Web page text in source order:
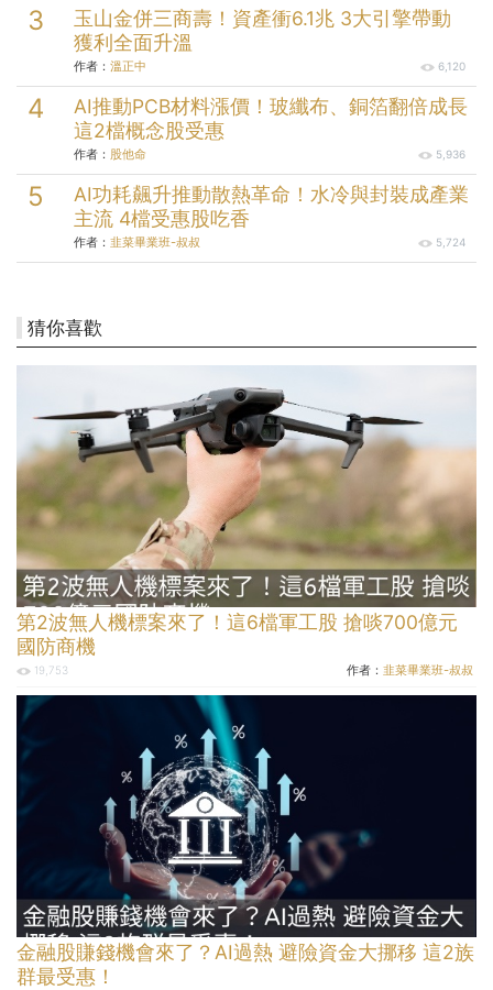
玉山金併三商壽！資產衝6.1兆 3大引擎帶動
獲利全面升溫
作者： 溫正中 6,120
AI推動PCB材料漲價！玻纖布、銅箔翻倍成長
這2檔概念股受惠
作者： 股他命 5,936
AI功耗飆升推動散熱革命！水冷與封裝成產業
主流 4檔受惠股吃香
作者： 韭菜畢業班-叔叔 5,724
猜你喜歡
第2波無人機標案來了！這6檔軍工股 搶啖700億元
國防商機
19,753 作者： 韭菜畢業班-叔叔
金融股賺錢機會來了？AI過熱 避險資金大挪移 這2族
群最受惠！